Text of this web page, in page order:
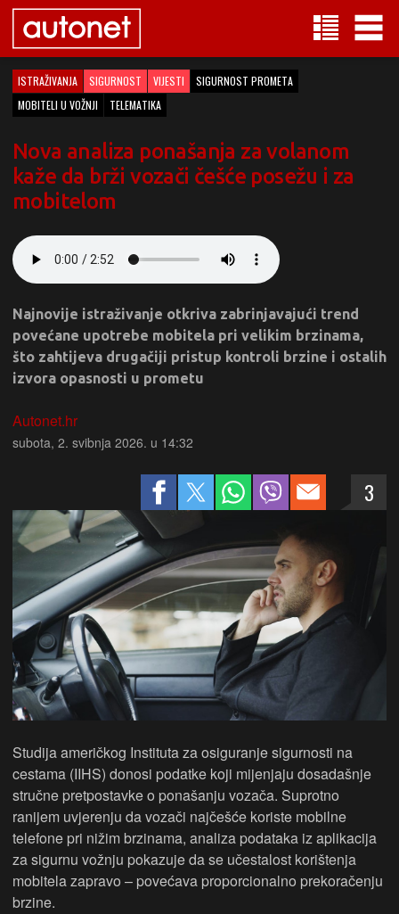
ISTRAŽIVANJA SIGURNOST VIJESTI
SIGURNOST PROMETA
MOBITELI U VOŽNJI
TELEMATIKA
Nova analiza ponašanja za volanom
kaže da brži vozači češće posežu i za
mobitelom
Najnovije istraživanje otkriva zabrinjavajući trend
povećane upotrebe mobitela pri velikim brzinama,
što zahtijeva drugačiji pristup kontroli brzine i ostalih
izvora opasnosti u prometu
Autonet.hr
subota, 2. svibnja 2026. u 14:32
3
Studija američkog Instituta za osiguranje sigurnosti na
cestama (IIHS) donosi podatke koji mijenjaju dosadašnje
stručne pretpostavke o ponašanju vozača. Suprotno
ranijem uvjerenju da vozači najčešće koriste mobilne
telefone pri nižim brzinama, analiza podataka iz aplikacija
za sigurnu vožnju pokazuje da se učestalost korištenja
mobitela zapravo – povećava proporcionalno prekoračenju
brzine.